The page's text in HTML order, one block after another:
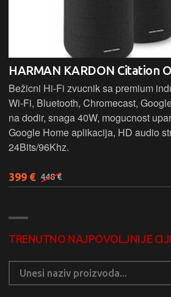
HARMAN KARDON Citation
Bežicni Hi-Fi zvucnik sa premium
Wi-Fi, Bluetooth, Chromecast,
na dodir, snaga 40W, mogucnost
Google Home aplikacija, HD audio
24Bits/96Khz.
399 € 448 €
TRENUTNO NAJPOVOLJNIJE